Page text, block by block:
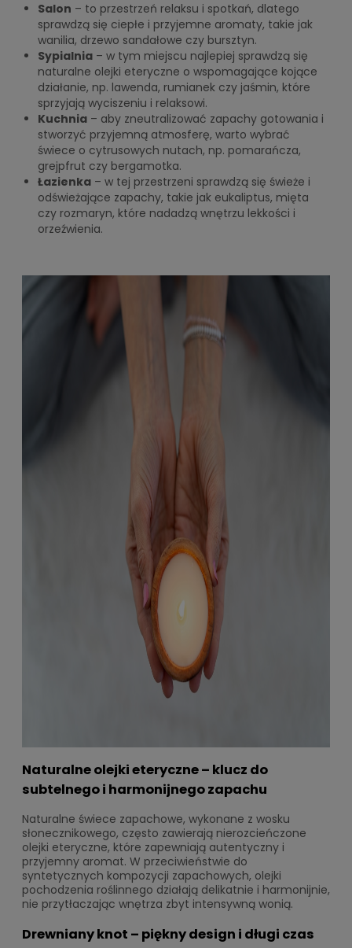
Salon – to przestrzeń relaksu i spotkań, dlatego
sprawdzą się ciepłe i przyjemne aromaty, takie jak
wanilia, drzewo sandałowe czy bursztyn.
Sypialnia – w tym miejscu najlepiej sprawdzą się
naturalne olejki eteryczne o wspomagające kojące
działanie, np. lawenda, rumianek czy jaśmin, które
sprzyjają wyciszeniu i relaksowi.
Kuchnia – aby zneutralizować zapachy gotowania i
stworzyć przyjemną atmosferę, warto wybrać
świece o cytrusowych nutach, np. pomarańcza,
grejpfrut czy bergamotka.
Łazienka – w tej przestrzeni sprawdzą się świeże i
odświeżające zapachy, takie jak eukaliptus, mięta
czy rozmaryn, które nadadzą wnętrzu lekkości i
orzeźwienia.
Naturalne olejki eteryczne – klucz do
subtelnego i harmonijnego zapachu
Naturalne świece zapachowe, wykonane z wosku
słonecznikowego, często zawierają nierozcieńczone
olejki eteryczne, które zapewniają autentyczny i
przyjemny aromat. W przeciwieństwie do
syntetycznych kompozycji zapachowych, olejki
pochodzenia roślinnego działają delikatnie i harmonijnie,
nie przytłaczając wnętrza zbyt intensywną wonią.
Drewniany knot – piękny design i długi czas